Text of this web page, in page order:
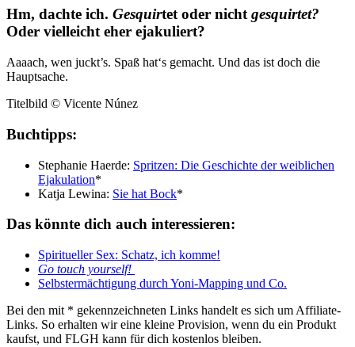
Hm, dachte ich. Gesquirtet oder nichtgesquirtet?
Oder vielleicht eher ejakuliert?
Aaaach, wen juckt’s. Spaß hat‘s gemacht. Und das ist doch die
Hauptsache.
Titelbild © Vicente Núnez
Buchtipps:
Stephanie Haerde: Spritzen: Die Geschichte der weiblichen
Ejakulation*
Katja Lewina: Sie hat Bock*
Das könnte dich auch interessieren:
Spiritueller Sex: Schatz, ich komme!
Go touch yourself!
Selbstermächtigung durch Yoni-Mapping und Co.
Bei den mit * gekennzeichneten Links handelt es sich um Affiliate-
Links. So erhalten wir eine kleine Provision, wenn du ein Produkt
kaufst, und FLGH kann für dich kostenlos bleiben.